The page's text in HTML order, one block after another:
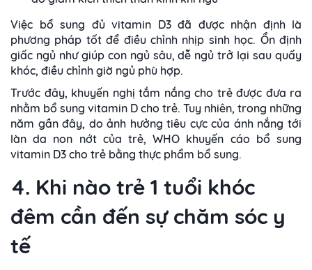
Việc bổ sung đủ vitamin D3 đã được nhận định là
phương pháp tốt để điều chỉnh nhịp sinh học. Ổn định
giấc ngủ như giúp con ngủ sâu, dễ ngủ trở lại sau quấy
khóc, điều chỉnh giờ ngủ phù hợp.
Trước đây, khuyến nghị tắm nắng cho trẻ được đưa ra
nhằm bổ sung vitamin D cho trẻ. Tuy nhiên, trong những
năm gần đây, do ảnh hưởng tiêu cực của ánh nắng tới
làn da non nớt của trẻ, WHO khuyến cáo bổ sung
vitamin D3 cho trẻ bằng thực phẩm bổ sung.
4. Khi nào trẻ 1 tuổi khóc
đêm cần đến sự chăm sóc y
tế